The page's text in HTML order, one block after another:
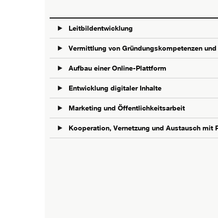
Leitbildentwicklung
Vermittlung von Gründungskompetenzen
Aufbau einer Online-Plattform
Entwicklung digitaler Inhalte
Marketing und Öffentlichkeitsarbeit
Kooperation, Vernetzung und Austausch mit